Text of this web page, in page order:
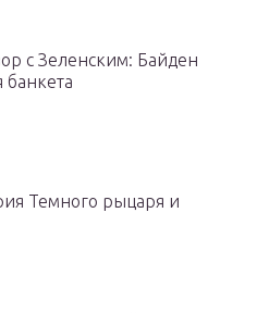
с Зеленским: Байден
Темного рыцаря и